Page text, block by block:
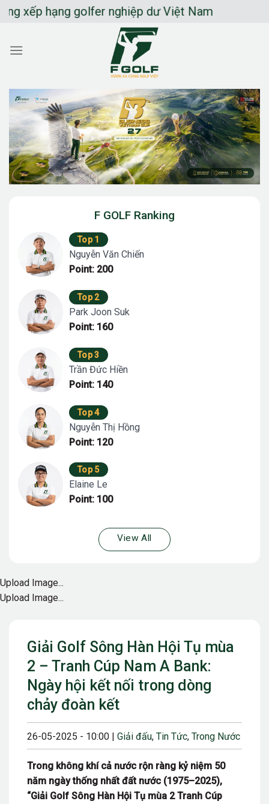
Chuyển
dung
hạng golfer nghiệp dư Việt Nam
Giải Golf Sông Hàn Hội Tụ mùa
2 – Tranh Cúp Nam A Bank:
Ngày hội kết nối trong dòng
chảy đoàn kết
26-05-2025 - 10:00 | Giải đấu, Tin Tức, Trong Nước
Trong không khí cả nước rộn ràng kỷ niệm 50
năm ngày thống nhất đất nước (1975–2025),
“Giải Golf Sông Hàn Hội Tụ mùa 2 Tranh Cúp
F GOLF Ranking
Top 1
Nguyễn Văn Chiến
Point: 200
Top 2
Park Joon Suk
Point: 160
Top 3
Trần Đức Hiền
Point: 140
Top 4
Nguyễn Thị Hồng
Point: 120
Top 5
Elaine Le
Point: 100
View All
Upload Image...
Upload Image...